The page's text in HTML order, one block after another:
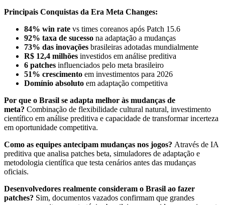
Principais Conquistas da Era Meta Changes:
84% win rate vs times coreanos após Patch 15.6
92% taxa de sucesso na adaptação a mudanças
73% das inovações brasileiras adotadas mundialmente
R$ 12,4 milhões investidos em análise preditiva
6 patches influenciados pelo meta brasileiro
51% crescimento em investimentos para 2026
Domínio absoluto em adaptação competitiva
Por que o Brasil se adapta melhor às mudanças de
meta? Combinação de flexibilidade cultural natural, investimento
científico em análise preditiva e capacidade de transformar incerteza
em oportunidade competitiva.
Como as equipes antecipam mudanças nos jogos? Através de IA
preditiva que analisa patches beta, simuladores de adaptação e
metodologia científica que testa cenários antes das mudanças
oficiais.
Desenvolvedores realmente consideram o Brasil ao fazer
patches? Sim, documentos vazados confirmam que grandes